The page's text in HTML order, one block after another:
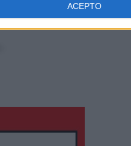
ACEPTO